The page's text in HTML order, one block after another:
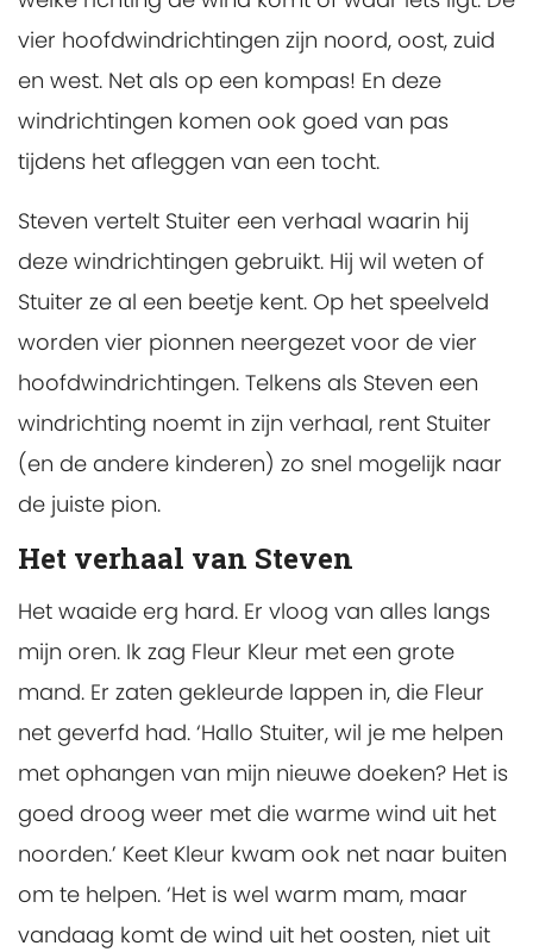
vier hoofdwindrichtingen zijn noord, oost, zuid
en west. Net als op een kompas! En deze
windrichtingen komen ook goed van pas
tijdens het afleggen van een tocht.
Steven vertelt Stuiter een verhaal waarin hij
deze windrichtingen gebruikt. Hij wil weten of
Stuiter ze al een beetje kent. Op het speelveld
worden vier pionnen neergezet voor de vier
hoofdwindrichtingen. Telkens als Steven een
windrichting noemt in zijn verhaal, rent Stuiter
(en de andere kinderen) zo snel mogelijk naar
de juiste pion.
Het verhaal van Steven
Het waaide erg hard. Er vloog van alles langs
mijn oren. Ik zag Fleur Kleur met een grote
mand. Er zaten gekleurde lappen in, die Fleur
net geverfd had. ‘Hallo Stuiter, wil je me helpen
met ophangen van mijn nieuwe doeken? Het is
goed droog weer met die warme wind uit het
noorden.’ Keet Kleur kwam ook net naar buiten
om te helpen. ‘Het is wel warm mam, maar
vandaag komt de wind uit het oosten, niet uit